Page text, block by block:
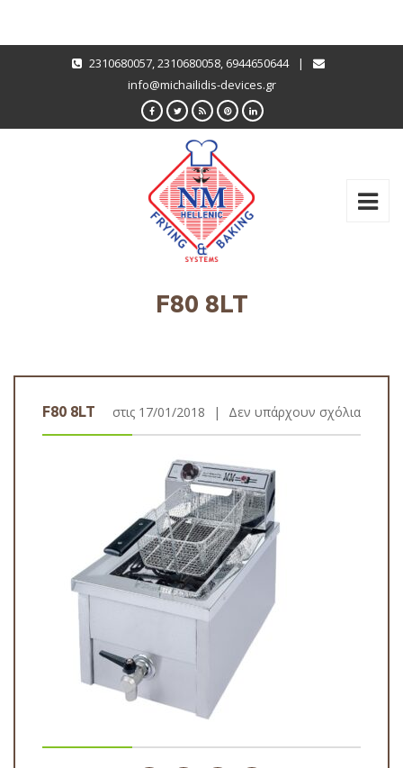
2310680057,2310680058, 6944650644
|
info@michailidis-devices.gr
F80 8LT
F80 8LT στις 17/01/2018 | Δεν υπάρχουν σχόλια